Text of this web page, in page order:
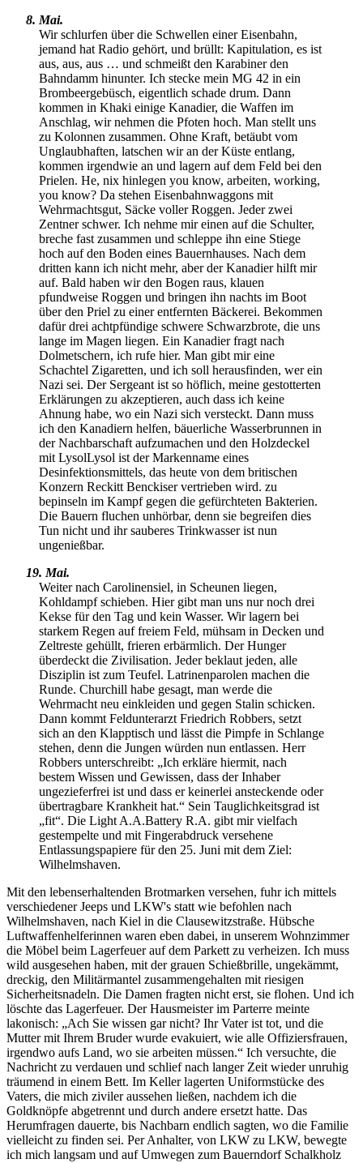
8. Mai.
Wir schlurfen über die Schwellen einer Eisenbahn,
jemand hat Radio gehört, und brüllt: Kapitulation, es ist
aus, aus, aus … und schmeißt den Karabiner den
Bahndamm hinunter. Ich stecke mein MG 42 in ein
Brombeergebüsch, eigentlich schade drum. Dann
kommen in Khaki einige Kanadier, die Waffen im
Anschlag, wir nehmen die Pfoten hoch. Man stellt uns
zu Kolonnen zusammen. Ohne Kraft, betäubt vom
Unglaubhaften, latschen wir an der Küste entlang,
kommen irgendwie an und lagern auf dem Feld bei den
Prielen. He, nix hinlegen you know, arbeiten, working,
you know? Da stehen Eisenbahnwaggons mit
Wehrmachtsgut, Säcke voller Roggen. Jeder zwei
Zentner schwer. Ich nehme mir einen auf die Schulter,
breche fast zusammen und schleppe ihn eine Stiege
hoch auf den Boden eines Bauernhauses. Nach dem
dritten kann ich nicht mehr, aber der Kanadier hilft mir
auf. Bald haben wir den Bogen raus, klauen
pfundweise Roggen und bringen ihn nachts im Boot
über den Priel zu einer entfernten Bäckerei. Bekommen
dafür drei achtpfündige schwere Schwarzbrote, die uns
lange im Magen liegen. Ein Kanadier fragt nach
Dolmetschern, ich rufe hier. Man gibt mir eine
Schachtel Zigaretten, und ich soll herausfinden, wer ein
Nazi sei. Der Sergeant ist so höflich, meine gestotterten
Erklärungen zu akzeptieren, auch dass ich keine
Ahnung habe, wo ein Nazi sich versteckt. Dann muss
ich den Kanadiern helfen, bäuerliche Wasserbrunnen in
der Nachbarschaft aufzumachen und den Holzdeckel
mit LysolLysol ist der Markenname eines
Desinfektionsmittels, das heute von dem britischen
Konzern Reckitt Benckiser vertrieben wird. zu
bepinseln im Kampf gegen die gefürchteten Bakterien.
Die Bauern fluchen unhörbar, denn sie begreifen dies
Tun nicht und ihr sauberes Trinkwasser ist nun
ungenießbar.
19. Mai.
Weiter nach Carolinensiel, in Scheunen liegen,
Kohldampf schieben. Hier gibt man uns nur noch drei
Kekse für den Tag und kein Wasser. Wir lagern bei
starkem Regen auf freiem Feld, mühsam in Decken und
Zeltreste gehüllt, frieren erbärmlich. Der Hunger
überdeckt die Zivilisation. Jeder beklaut jeden, alle
Disziplin ist zum Teufel. Latrinenparolen machen die
Runde. Churchill habe gesagt, man werde die
Wehrmacht neu einkleiden und gegen Stalin schicken.
Dann kommt Feldunterarzt Friedrich Robbers, setzt
sich an den Klapptisch und lässt die Pimpfe in Schlange
stehen, denn die Jungen würden nun entlassen. Herr
Robbers unterschreibt:
Ich erkläre hiermit, nach
bestem Wissen und Gewissen, dass der Inhaber
ungezieferfrei ist und dass er keinerlei ansteckende oder
übertragbare Krankheit hat.
Sein Tauglichkeitsgrad ist
fit . Die Light A.A.Battery R.A. gibt mir vielfach
gestempelte und mit Fingerabdruck versehene
Entlassungspapiere für den 25. Juni mit dem Ziel:
Wilhelmshaven.
Mit den lebenserhaltenden Brotmarken versehen, fuhr ich mittels
verschiedener Jeeps und LKW's statt wie befohlen nach
Wilhelmshaven, nach Kiel in die Clausewitzstraße. Hübsche
Luftwaffenhelferinnen waren eben dabei, in unserem Wohnzimmer
die Möbel beim Lagerfeuer auf dem Parkett zu verheizen. Ich muss
wild ausgesehen haben, mit der grauen Schießbrille, ungekämmt,
dreckig, den Militärmantel zusammengehalten mit riesigen
Sicherheitsnadeln. Die Damen fragten nicht erst, sie flohen. Und ich
löschte das Lagerfeuer. Der Hausmeister im Parterre meinte
lakonisch:
Ach Sie wissen gar nicht? Ihr Vater ist tot, und die
Mutter mit Ihrem Bruder wurde evakuiert, wie alle Offiziersfrauen,
irgendwo aufs Land, wo sie arbeiten müssen.
Ich versuchte, die
Nachricht zu verdauen und schlief nach langer Zeit wieder unruhig
träumend in einem Bett. Im Keller lagerten Uniformstücke des
Vaters, die mich ziviler aussehen ließen, nachdem ich die
Goldknöpfe abgetrennt und durch andere ersetzt hatte. Das
Herumfragen dauerte, bis Nachbarn endlich sagten, wo die Familie
vielleicht zu finden sei. Per Anhalter, von LKW zu LKW, bewegte
ich mich langsam und auf Umwegen zum Bauerndorf Schalkholz